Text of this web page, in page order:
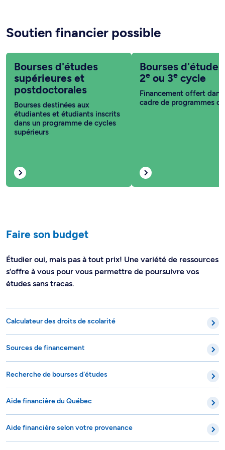
Soutien financier possible
Bourses d'études
supérieures et
postdoctorales
Bourses destinées aux
étudiantes et étudiants inscrits
dans un programme de cycles
supérieurs
Bourses
2e ou 3e cycle
Financement offert dans
cadre de programmes
Faire son budget
Étudier oui, mais pas à tout prix! Une variété de ressources
s’offre à vous pour vous permettre de poursuivre vos
études sans tracas.
Calculateur des droits de scolarité
Sources de financement
Recherche de bourses d'études
Aide financière du Québec
Aide financière selon votre provenance